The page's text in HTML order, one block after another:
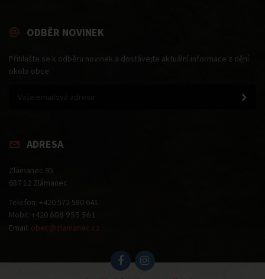
ODBĚR NOVINEK
Přihlašte se k odběru novinek a dostávejte aktuální informace z dění
okolo obce.
ADRESA
Zlámanec 95
687 12 Zlámanec
Telefon: +420 572 580 641
Mobil: +420 608 955 561
Email: obec@zlamanec.cz